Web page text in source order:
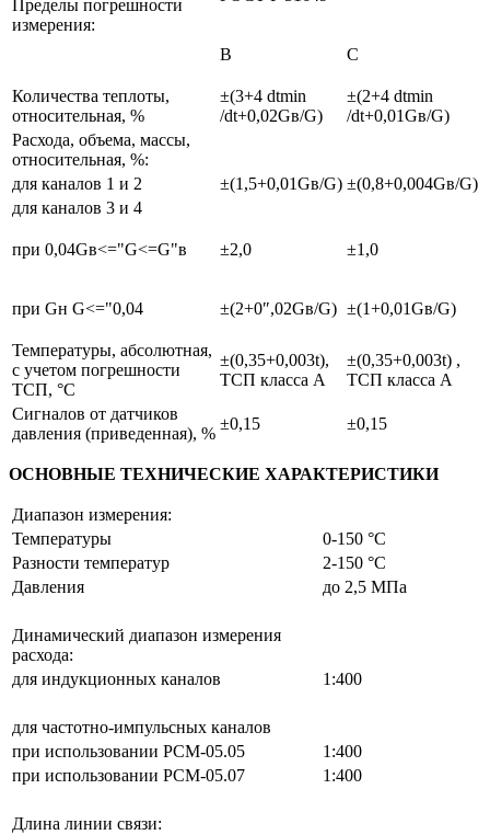
Пределы погрешности
измерения:
В С
Количества теплоты,
относительная, %
±(3+4 dtmin
/dt+0,02Gв/G)
±(2+4 dtmin
/dt+0,01Gв/G)
Расхода, объема, массы,
относительная, %:
для каналов 1 и 2
±(1,5+0,01Gв/G) ±(0,8+0,004Gв/G)
для каналов 3 и 4
при 0,04Gв<="G<=G"в ±2,0 ±1,0
при Gн G<="0,04 ±(2+0″,02Gв/G) ±(1+0,01Gв/G)
Температуры, абсолютная,
с учетом погрешности
ТСП, °С
±(0,35+0,003t),
ТСП класса А
±(0,35+0,003t) ,
ТСП класса А
Сигналов от датчиков
давления (приведенная), %
±0,15 ±0,15
ОСНОВНЫЕ ТЕХНИЧЕСКИЕ ХАРАКТЕРИСТИКИ
Диапазон измерения:
Температуры
0-150 °С
Разности температур
2-150 °С
Давления
до 2,5 МПа
Динамический диапазон измерения
расхода:
для индукционных каналов
1:400
для частотно-импульсных каналов
при использовании РСМ-05.05
1:400
при использовании РСМ-05.07
1:400
Длина линии связи: